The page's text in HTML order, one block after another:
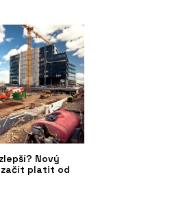
Nový
začít platit od